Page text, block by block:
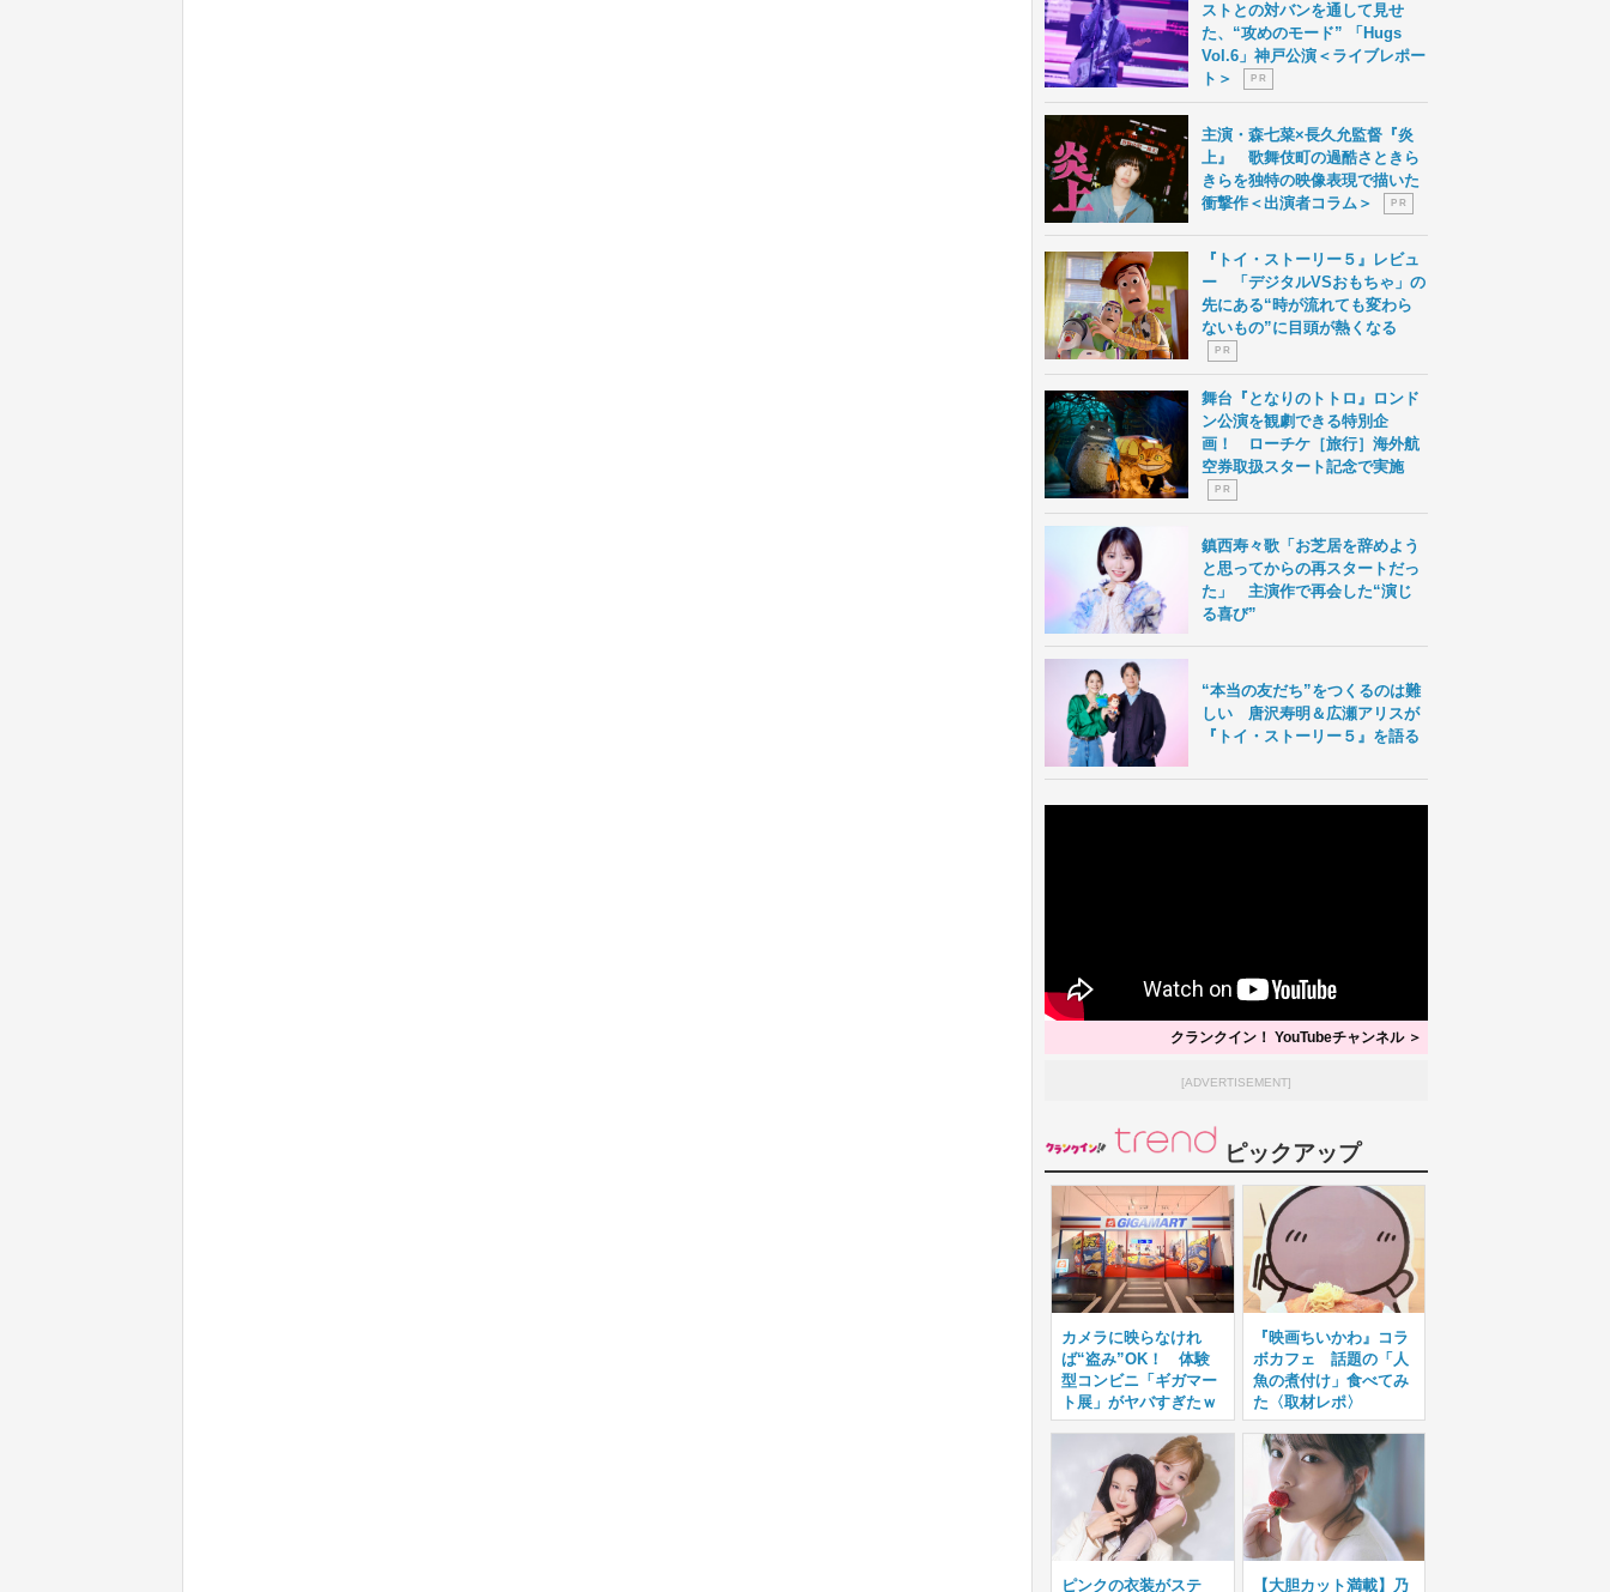
ストとの対バンを通して見せ
た、“攻めのモード” 「Hugs
Vol.6」神戸公演＜ライブレポー
ト＞
P R
主演・森七菜×長久允監督『炎
上』 歌舞伎町の過酷さときら
きらを独特の映像表現で描いた
衝撃作＜出演者コラム＞
P R
『トイ・ストーリー５』レビュ
ー 「デジタルVSおもちゃ」の
先にある“時が流れても変わら
ないもの”に目頭が熱くなる
P R
舞台『となりのトトロ』ロンド
ン公演を観劇できる特別企
画！ ローチケ［旅行］海外航
空券取扱スタート記念で実施
P R
鎮西寿々歌「お芝居を辞めよう
と思ってからの再スタートだっ
た」 主演作で再会した“演じ
る喜び”
“本当の友だち”をつくるのは難
しい 唐沢寿明＆広瀬アリスが
『トイ・ストーリー５』を語る
クランクイン！ YouTubeチャンネル ＞
[ADVERTISEMENT]
ピックアップ
カメラに映らなけれ
ば“盗み”OK！ 体験
型コンビニ「ギガマー
ト展」がヤバすぎたｗ
『映画ちいかわ』コラ
ボカフェ 話題の「人
魚の煮付け」食べてみ
た〈取材レポ〉
ピンクの衣装がステ 【大胆カット満載】乃